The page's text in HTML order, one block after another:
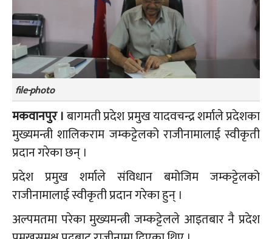
file-photo
मकवानपुर ।बागमती प्रदेश प्रमुख यादवचन्द्र शर्माले प्रदेशका
मुख्यमन्त्री शालिकराम जम्कट्टेलको राजीनामालाई स्वीकृती
प्रदान गरेका छन् ।
प्रदेश प्रमुख शर्माले संविधान बमोजिम जम्कट्टेलको
राजीनामालाई स्वीकृती प्रदान गरेका हुन् ।
अल्पमतमा परेका मुख्यमन्त्री जम्कट्टेलले आइतबार नै प्रदेश